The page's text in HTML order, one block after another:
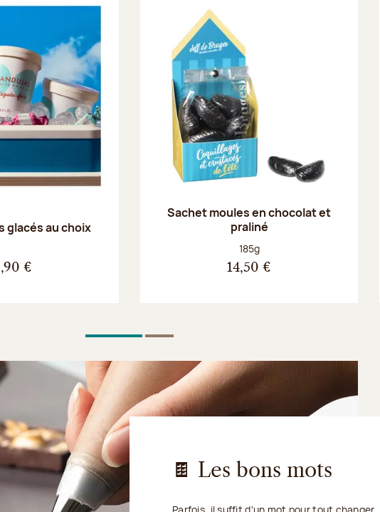
glacés au choix
€
Sachet moules en chocolat et
praliné
Poids net :
185g
14,50 €
1Sur 22Sur 2
🍫 Les bons mots